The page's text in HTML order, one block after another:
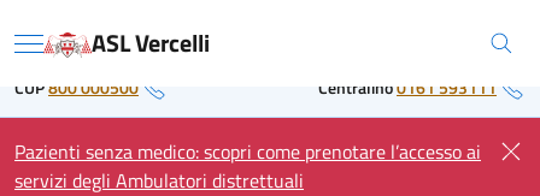
to Regione Piemonte
Menu ASL Vercelli
CUP800 000500 Centralino0161 593111
Pazienti senza medico: scopri come prenotare l’accesso ai
servizi degli Ambulatori distrettuali